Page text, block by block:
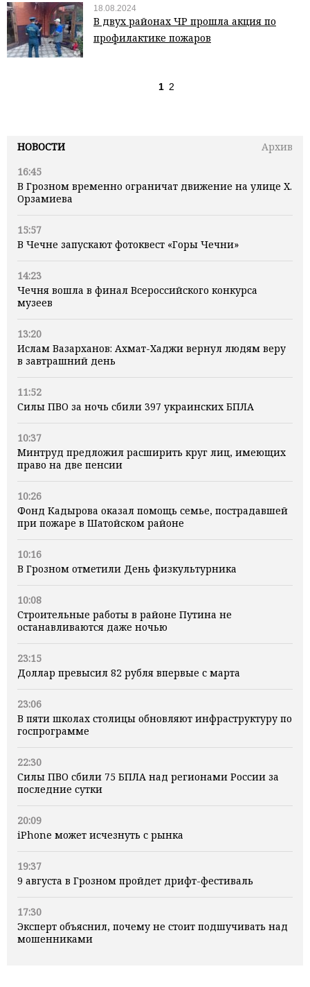
НОВОСТИ
Архив
16:45
В Грозном временно ограничат движение на улице Х.
Орзамиева
15:57
В Чечне запускают фотоквест «Горы Чечни»
14:23
Чечня вошла в финал Всероссийского конкурса
музеев
13:20
Ислам Вазарханов: Ахмат-Хаджи вернул людям веру
в завтрашний день
11:52
Силы ПВО за ночь сбили 397 украинских БПЛА
10:37
Минтруд предложил расширить круг лиц, имеющих
право на две пенсии
10:26
Фонд Кадырова оказал помощь семье, пострадавшей
при пожаре в Шатойском районе
10:16
В Грозном отметили День физкультурника
10:08
Строительные работы в районе Путина не
останавливаются даже ночью
23:15
Доллар превысил 82 рубля впервые с марта
23:06
В пяти школах столицы обновляют инфраструктуру по
госпрограмме
22:30
Силы ПВО сбили 75 БПЛА над регионами России за
последние сутки
20:09
iPhone может исчезнуть с рынка
19:37
9 августа в Грозном пройдет дрифт-фестиваль
17:30
Эксперт объяснил, почему не стоит подшучивать над
мошенниками
18.08.2024
В двух районах ЧР прошла акция по
профилактике пожаров
1 2